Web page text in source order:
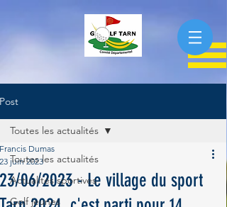
Post
Toutes les actualités
Actualités sportives
Golf jeunes
Toutes les actualités
23/06/2023 - Le village du sport
Francis Dumas
23 juin 2023